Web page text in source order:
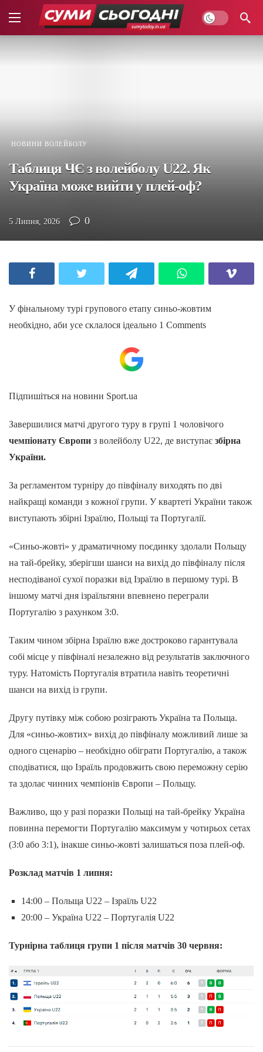
НОВИНИ ВОЛЕЙБОЛУ
Таблиця ЧЄ з волейболу U22. Як
Україна може вийти у плей-оф?
5 Липня, 2026 0
У фінальному турі групового етапу синьо-жовтим
необхідно, аби усе склалося ідеально 1 Comments
Підпишіться на новини Sport.ua
Завершилися матчі другого туру в групі 1 чоловічого
чемпіонату Європи з волейболу U22, де виступає збірна
України.
За регламентом турніру до півфіналу виходять по дві
найкращі команди з кожної групи. У квартеті України також
виступають збірні Ізраїлю, Польщі та Португалії.
«Синьо-жовті» у драматичному поєдинку здолали Польщу
на тай-брейку, зберігши шанси на вихід до півфіналу після
несподіваної сухої поразки від Ізраїлю в першому турі. В
іншому матчі дня ізраїльтяни впевнено переграли
Португалію з рахунком 3:0.
Таким чином збірна Ізраїлю вже достроково гарантувала
собі місце у півфіналі незалежно від результатів заключного
туру. Натомість Португалія втратила навіть теоретичні
шанси на вихід із групи.
Другу путівку між собою розіграють Україна та Польща.
Для «синьо-жовтих» вихід до півфіналу можливий лише за
одного сценарію – необхідно обіграти Португалію, а також
сподіватися, що Ізраїль продовжить свою переможну серію
та здолає чинних чемпіонів Європи – Польщу.
Важливо, що у разі поразки Польщі на тай-брейку Україна
повинна перемогти Португалію максимум у чотирьох сетах
(3:0 або 3:1), інакше синьо-жовті залишаться поза плей-оф.
Розклад матчів 1 липня:
14:00 – Польща U22 – Ізраїль U22
20:00 – Україна U22 – Португалія U22
Турнірна таблиця групи 1 після матчів 30 червня: